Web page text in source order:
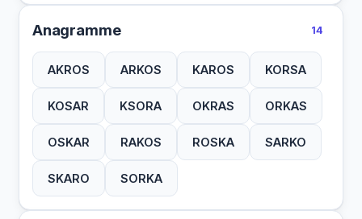
Anagramme 14
AKROS ARKOS KAROS KORSA
KOSAR KSORA OKRAS ORKAS
OSKAR RAKOS ROSKA SARKO
SKARO SORKA